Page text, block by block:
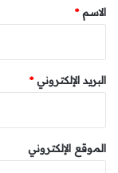
*
الاسم*
البريد الإلكتروني*
الموقع الإلكتروني